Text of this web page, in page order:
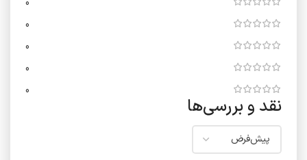
0
0
0
0
0
نقد و بررسی‌ها